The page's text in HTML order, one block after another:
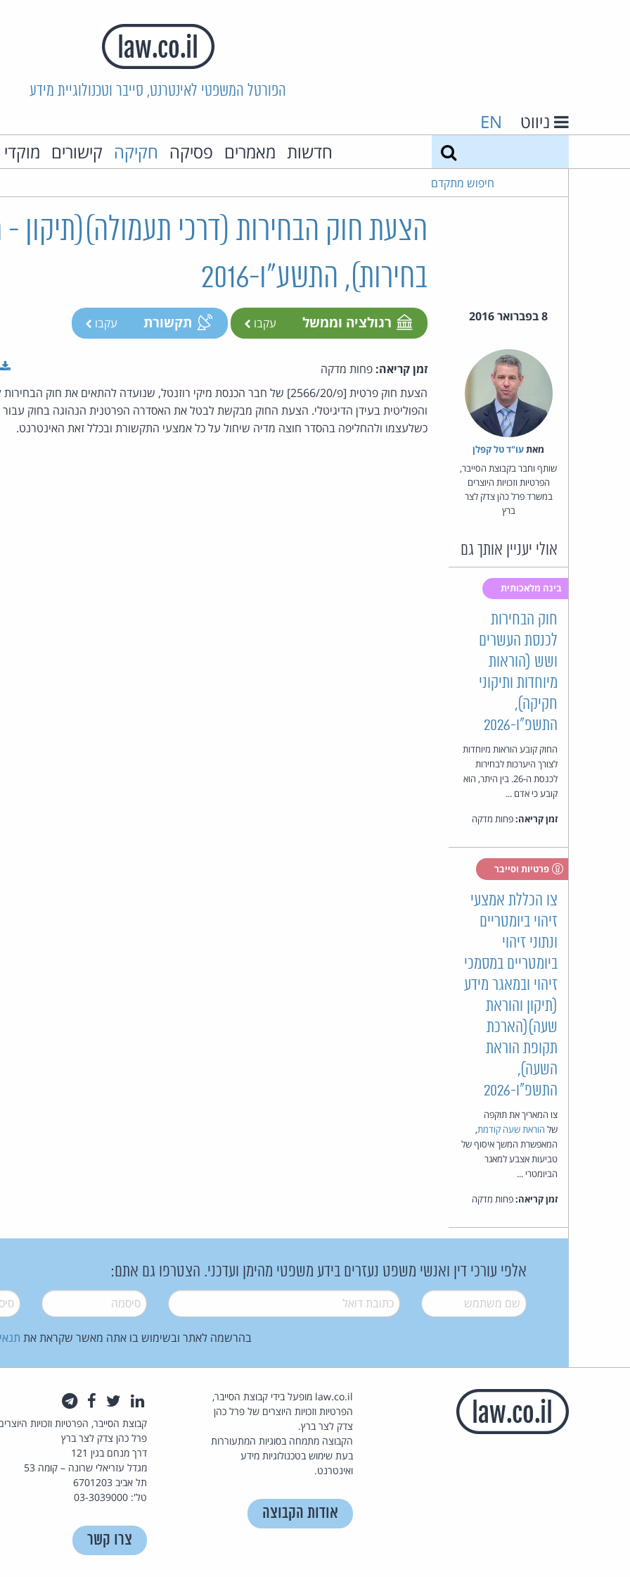
הפורטל המשפטי לאינטרנט, סייבר וטכנולוגיית מידע
ניווט EN
חדשות מאמרים פסיקה חקיקה קישורים
חיפוש מתקדם
הצעת חוק הבחירות (דרכי תעמולה)(תיקון
בחירות), התשע"ו-2016
8 בפברואר 2016 רגולציה וממשל עקבו תקשורת עקבו
מאת‏עו"ד טל קפלן
שותף וחבר בקבוצת הסייבר,
הפרטיות וזכויות היוצרים
במשרד פרל כהן צדק לצר
ברץ
אולי יעניין אותך גם
בינה מלאכותית
חוק הבחירות
לכנסת העשרים
ושש (הוראות
מיוחדות ותיקוני
חקיקה),
התשפ"ו-2026
החוק קובע הוראות מיוחדות
לצורך היערכות לבחירות
לכנסת ה-26. בין היתר, הוא
קובע כי אדם ...
זמן קריאה:פחות מדקה
פרטיות וסייבר
צו הכללת אמצעי
זיהוי ביומטריים
ונתוני זיהוי
ביומטריים במסמכי
זיהוי ובמאגר מידע
(תיקון והוראת
שעה)(הארכת
תקופת הוראת
השעה),
התשפ"ו-2026
צו המאריך את תוקפה
של הוראת שעה קודמת,
המאפשרת המשך איסוף של
טביעות אצבע למאגר
הביומטרי ...
זמן קריאה:פחות מדקה
זמן קריאה: פחות מדקה
הצעת חוק פרטית [פ/2566/20] של חבר הכנסת מיקי רוזנטל, שנועדה להתאים את חוק
והפוליטית בעידן הדיגיטלי. הצעת החוק מבקשת לבטל את האסדרה הפרטנית הנהוגה בחוק
כשלעצמו ולהחליפה בהסדר חוצה מדיה שיחול על כל אמצעי התקשורת ובכלל זאת האינטרנט.
אלפי עורכי דין ואנשי משפט נעזרים בידע משפטי מהימן ועדכני. הצטרפו גם אתם:
שם משתמש* דואל* סיסמה*
בהרשמה לאתר ובשימוש בו אתה מאשר שקראת את
law.co.il מופעל בידי קבוצת הסייבר,
הפרטיות וזכויות היוצרים של פרל כהן
צדק לצר ברץ.
הקבוצה מתמחה בסוגיות המתעוררות
בעת שימוש בטכנולוגיות מידע
ואינטרנט.
אודות הקבוצה
לינקדאין
טוויטרפייסבוק
קבוצת הסייבר, הפרטיות וזכויות
פרל כהן צדק לצר ברץ
דרך מנחם בגין 121
מגדל עזריאלי שרונה – קומה 53
תל אביב 6701203
טל': 03-3039000
צרו קשר